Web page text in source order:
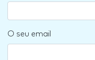
O seu email